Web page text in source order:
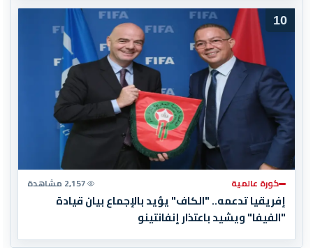
10
كورة عالمية 2,157 مشاهدة
إفريقيا تدعمه.. "الكاف" يؤيد بالإجماع بيان قيادة
"الفيفا" ويشيد باعتذار إنفانتينو